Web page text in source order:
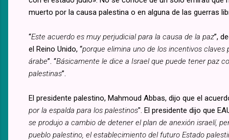
muerto por la causa palestina o en alguna de las guerras
“Este acuerdo es muy perjudicial para la causa de la paz”,
el Reino Unido, “porque elimina uno de los incentivos
árabe”. “Básicamente le dice a Israel que puede tener paz
palestinas”.
El presidente palestino, Mahmoud Abbas, dijo que el
por la espalda para los palestinos". El presidente dijo que
se produjo a cambio de detener el plan de anexión israelí,
pueblo palestino, el establecimiento del futuro Estado